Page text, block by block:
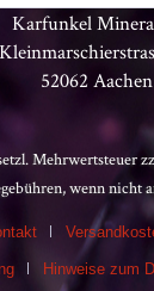
Karfunkel
52062 Aachen
Mehrwertsteuer
wenn nicht
Hinweise zum